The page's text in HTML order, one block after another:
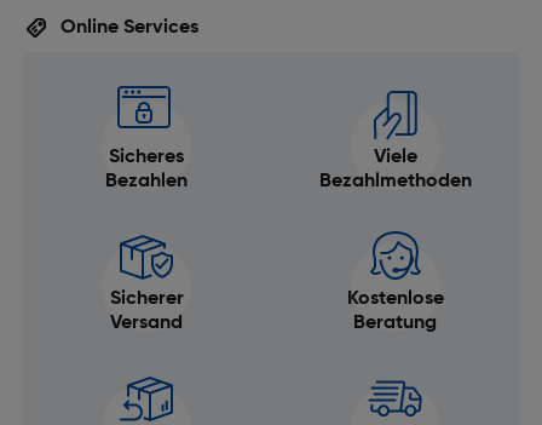
Online Services
Sicheres
Bezahlen
Viele
Bezahlmethoden
Sicherer
Versand
Kostenlose
Beratung